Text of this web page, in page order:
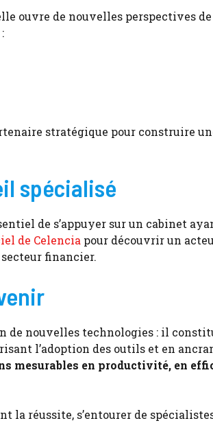
ouvre de nouvelles perspectives de
stratégique pour construire
spécialisé
de s’appuyer sur un cabinet
de Celencia pour découvrir un
financier.
de nouvelles technologies : il
l’adoption des outils et en
mesurables en productivité, en
réussite, s’entourer de